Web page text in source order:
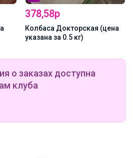
378,58р
Колбаса Докторская (цена
указана за 0.5 кг)
о заказах доступна
клуба